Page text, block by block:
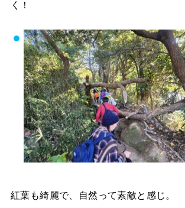
く！
紅葉も綺麗で、自然って素敵と感じ。